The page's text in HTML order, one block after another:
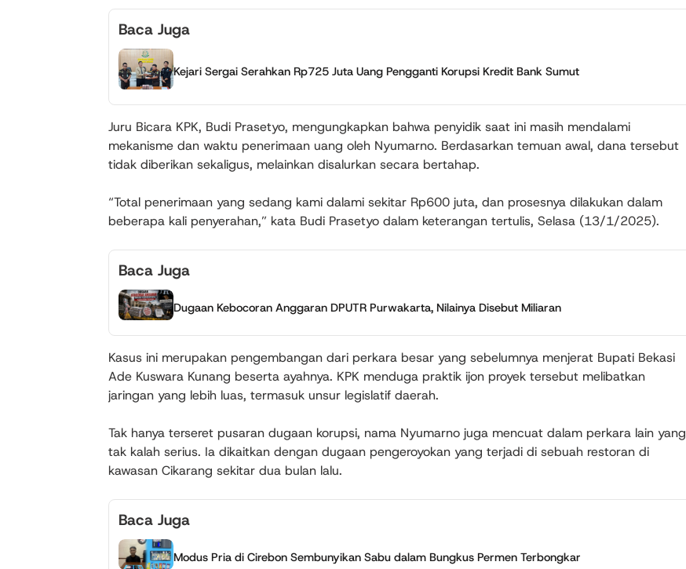
Baca Juga
Kejari Sergai Serahkan Rp725 Juta Uang Pengganti Korupsi Kredit Bank Sumut
Juru Bicara KPK, Budi Prasetyo, mengungkapkan bahwa penyidik saat ini masih mendalami
mekanisme dan waktu penerimaan uang oleh Nyumarno. Berdasarkan temuan awal, dana tersebut
tidak diberikan sekaligus, melainkan disalurkan secara bertahap.
“Total penerimaan yang sedang kami dalami sekitar Rp600 juta, dan prosesnya dilakukan dalam
beberapa kali penyerahan,” kata Budi Prasetyo dalam keterangan tertulis, Selasa (13/1/2025).
Baca Juga
Dugaan Kebocoran Anggaran DPUTR Purwakarta, Nilainya Disebut Miliaran
Kasus ini merupakan pengembangan dari perkara besar yang sebelumnya menjerat Bupati Bekasi
Ade Kuswara Kunang beserta ayahnya. KPK menduga praktik ijon proyek tersebut melibatkan
jaringan yang lebih luas, termasuk unsur legislatif daerah.
Tak hanya terseret pusaran dugaan korupsi, nama Nyumarno juga mencuat dalam perkara lain yang
tak kalah serius. Ia dikaitkan dengan dugaan pengeroyokan yang terjadi di sebuah restoran di
kawasan Cikarang sekitar dua bulan lalu.
Baca Juga
Modus Pria di Cirebon Sembunyikan Sabu dalam Bungkus Permen Terbongkar